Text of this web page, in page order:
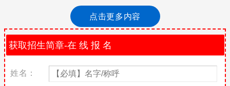
么时候，有年龄限制吗？…
本文目录清单：
1、春季技校招生是几个月 2、技校招生时间一般在什么时候，有年
龄限制吗？ 3、想知道中专什么时候招生？ 4、技校一般什么时候
开始招生？ 5、技校报名时间？
点击更多内容
姓名：